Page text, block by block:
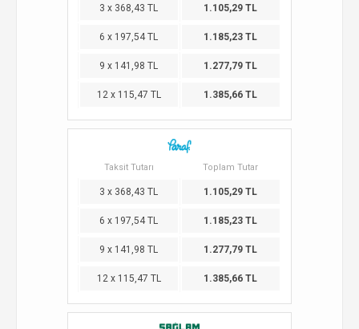
3 x 368,43 TL 1.105,29 TL
6 x 197,54 TL 1.185,23 TL
9 x 141,98 TL 1.277,79 TL
12 x 115,47 TL 1.385,66 TL
Taksit Tutarı Toplam Tutar
3 x 368,43 TL 1.105,29 TL
6 x 197,54 TL 1.185,23 TL
9 x 141,98 TL 1.277,79 TL
12 x 115,47 TL 1.385,66 TL